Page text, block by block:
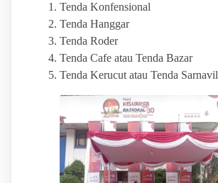
Tenda Konfensional
Tenda Hanggar
Tenda Roder
Tenda Cafe atau Tenda Bazar
Tenda Kerucut atau Tenda Sarnavil